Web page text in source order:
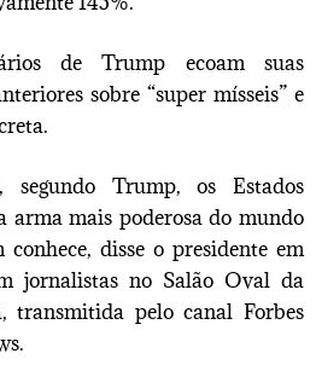
de Trump ecoam suas
sobre “super mísseis” e
segundo Trump, os Estados
arma mais poderosa do mundo
conhece, disse o presidente em
jornalistas no Salão Oval da
transmitida pelo canal Forbes